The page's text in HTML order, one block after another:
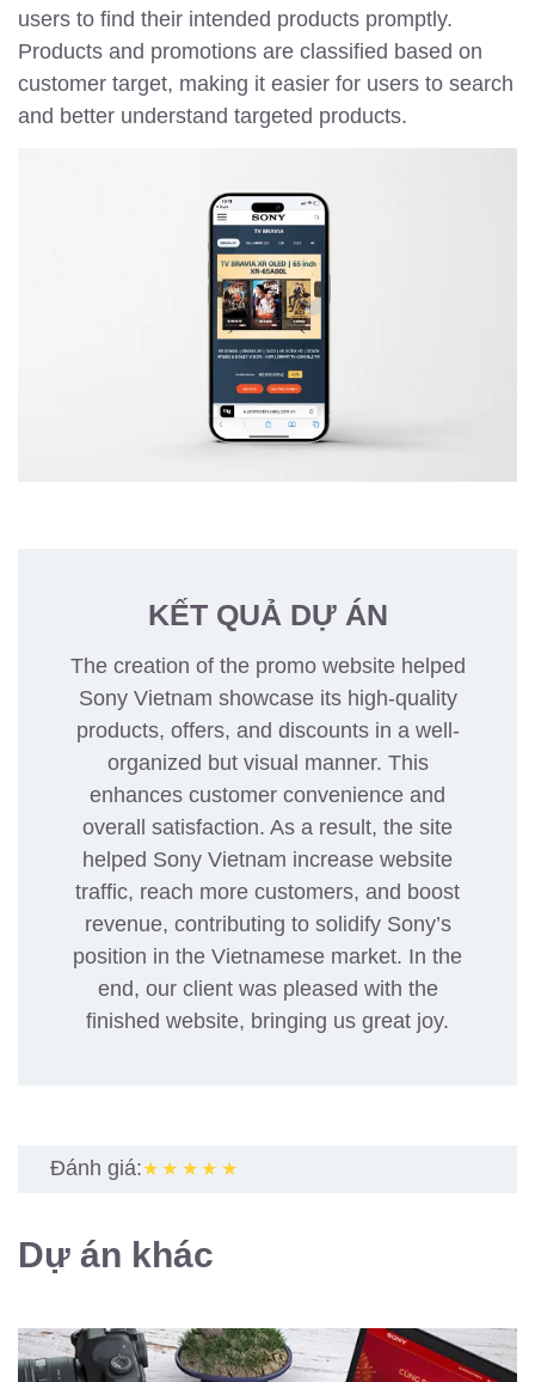
users to find their intended products promptly.
Products and promotions are classified based on
customer target, making it easier for users to search
and better understand targeted products.
KẾT QUẢ DỰ ÁN
The creation of the promo website helped
Sony Vietnam showcase its high-quality
products, offers, and discounts in a well-
organized but visual manner. This
enhances customer convenience and
overall satisfaction. As a result, the site
helped Sony Vietnam increase website
traffic, reach more customers, and boost
revenue, contributing to solidify Sony’s
position in the Vietnamese market. In the
end, our client was pleased with the
finished website, bringing us great joy.
Đánh giá:★★★★★
Dự án khác